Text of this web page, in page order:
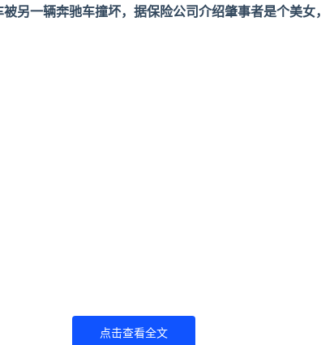
另一辆奔驰车撞坏， 据保险公司介绍肇事者是个美女，
点击查看全文